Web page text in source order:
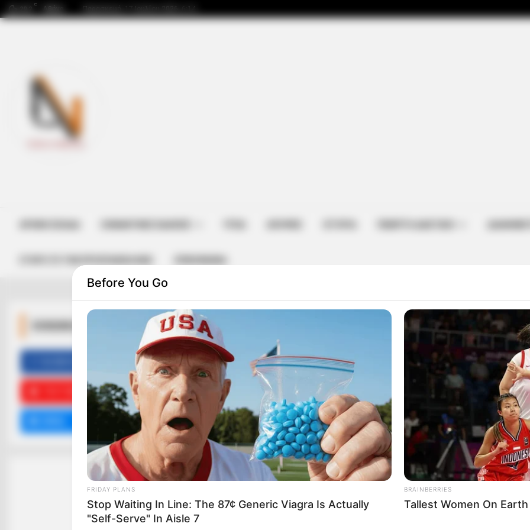
C
ΑΡΈΣΕΙ
ΕΓΓΡΑΦΕΊΤΕ
ΑΚΟΛΟΥΘΉΣΤΕ
Before You Go
FRIDAY PLANS
Stop Waiting In Line: The 87¢ Generic Viagra Is Actually
"Self-Serve" In Aisle 7
BRAINBERRIES
Tallest Women On
BRAINBERRIES